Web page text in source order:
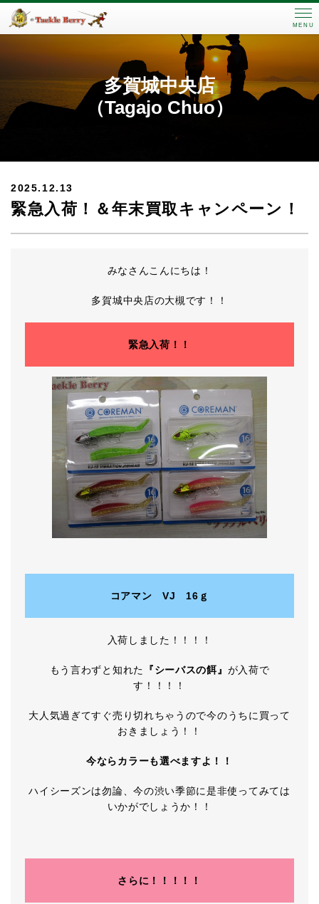
MENU
多賀城中央店
（Tagajo Chuo）
2025.12.13
緊急入荷！＆年末買取キャンペーン！
みなさんこんにちは！
多賀城中央店の大槻です！！
緊急入荷！！
コアマン VJ 16ｇ
入荷しました！！！！
もう言わずと知れた 『シーバスの餌』 が入荷で
す！！！！
大人気過ぎてすぐ売り切れちゃうので今のうちに買って
おきましょう！！
今ならカラーも選べますよ！！
ハイシーズンは勿論、今の渋い季節に是非使ってみては
いかがでしょうか！！
さらに！！！！！